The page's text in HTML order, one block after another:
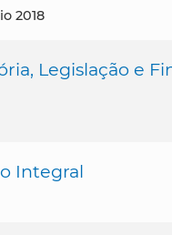
2018
Legislação e
Integral